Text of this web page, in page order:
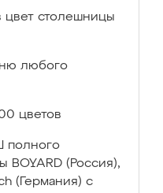
столешницы
любого
цветов
полного
BOYARD (Россия),
(Германия) с